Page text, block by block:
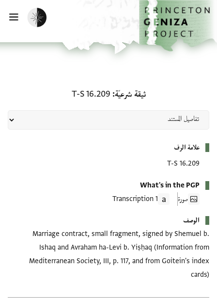
إلى المحتوى الرئيسي
الرئيسية
تفعيل الوضع المظلم
ثيقة شرعيّة T-S 16.209
علامة الرف
T-S 16.209
What's in the PGP
صورة
1 Transcription
الوصف
Marriage contract, small fragment, signed by Shemuel b.
Ishaq and Avraham ha-Levi b. Yiṣḥaq (Information from
Mediterranean Society, III, p. 117, and from Goitein's index
cards)